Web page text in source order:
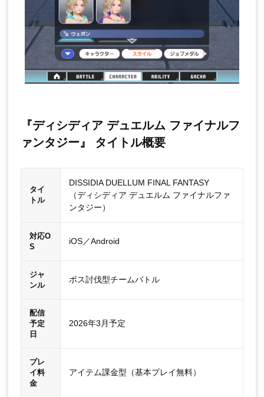
『ディシディア デュエルム ファイナルフ
ァンタジー』 タイトル概要
タイ
トル
DISSIDIA DUELLUM FINAL FANTASY
（ディシディア デュエルム ファイナルファ
ンタジー）
対応O
S
iOS／Android
ジャ
ンル
ボス討伐型チームバトル
配信
予定
日
2026年3月予定
プレ
イ料
金
アイテム課金型（基本プレイ無料）